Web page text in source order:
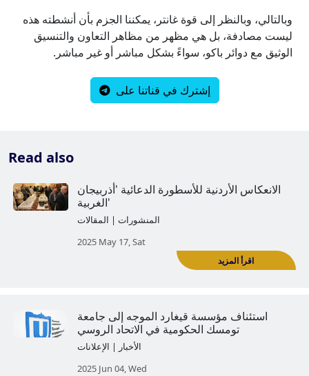
Read also
وبالتالي، وبالنظر إلى قوة غانتر، يمكننا الجزم بأن أنشطته هذه
ليست مصادفة، بل هي مظهر من مظاهر التعاون والتنسيق
الوثيق مع دوائر باكو، سواءً بشكل مباشر أو غير مباشر.
إشترك في قناتنا على